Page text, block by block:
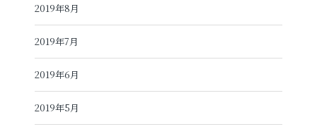
2019年8月
2019年7月
2019年6月
2019年5月